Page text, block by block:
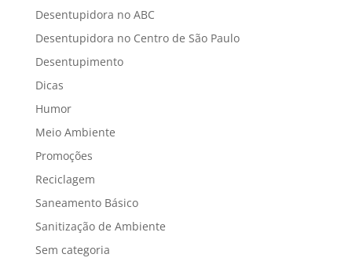
Desentupidora no ABC
Desentupidora no Centro de São Paulo
Desentupimento
Dicas
Humor
Meio Ambiente
Promoções
Reciclagem
Saneamento Básico
Sanitização de Ambiente
Sem categoria